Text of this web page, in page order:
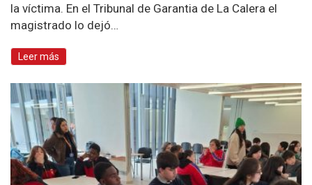
la víctima. En el Tribunal de Garantia de La Calera el
magistrado lo dejó…
Leer más